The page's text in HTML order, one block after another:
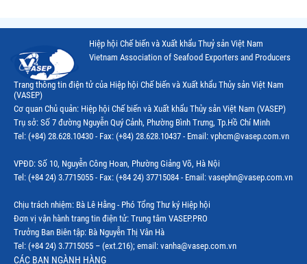
Hiệp hội Chế biến và Xuất khẩu Thuỷ sản Việt Nam
Vietnam Association of Seafood Exporters and Producers
Trang thông tin điện tử của Hiệp hội Chế biến và Xuất khẩu Thủy sản Việt Nam
(VASEP)
Cơ quan Chủ quản: Hiệp hội Chế biến và Xuất khẩu Thủy sản Việt Nam (VASEP)
Trụ sở: Số 7 đường Nguyễn Quý Cảnh, Phường Bình Trưng, Tp.Hồ Chí Minh
Tel: (+84) 28.628.10430 - Fax: (+84) 28.628.10437 - Email: vphcm@vasep.com.vn
VPĐD: Số 10, Nguyễn Công Hoan, Phường Giảng Võ, Hà Nội
Tel: (+84 24) 3.7715055 - Fax: (+84 24) 37715084 - Email: vasephn@vasep.com.vn
Chịu trách nhiệm: Bà Lê Hằng - Phó Tổng Thư ký Hiệp hội
Đơn vị vận hành trang tin điện tử: Trung tâm VASEP.PRO
Trưởng Ban Biên tập: Bà Nguyễn Thị Vân Hà
Tel: (+84 24) 3.7715055 – (ext.216); email: vanha@vasep.com.vn
CÁC BAN NGÀNH HÀNG